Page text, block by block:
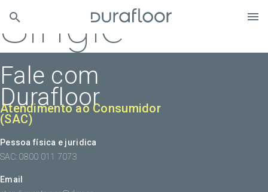
Single
Fale com
Durafloor
Atendimento ao Consumidor
(SAC)
Pessoa física e juridica
SAC: 0800 011 7073
Email